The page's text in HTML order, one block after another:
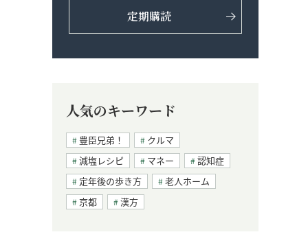
定期購読
人気のキーワード
豊臣兄弟！
クルマ
減塩レシピ
マネー
認知症
定年後の歩き方
老人ホーム
京都
漢方